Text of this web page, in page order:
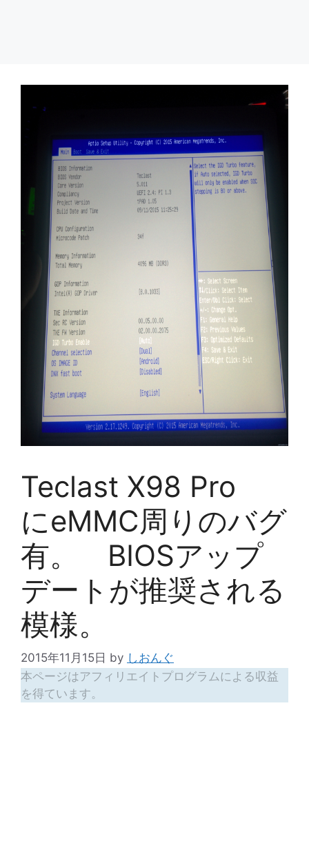
Teclast X98 Pro
にeMMC周りのバグ
有。 BIOSアップ
デートが推奨される
模様。
2015年11月15日 by しおんぐ
本ページはアフィリエイトプログラムによる収益
を得ています。